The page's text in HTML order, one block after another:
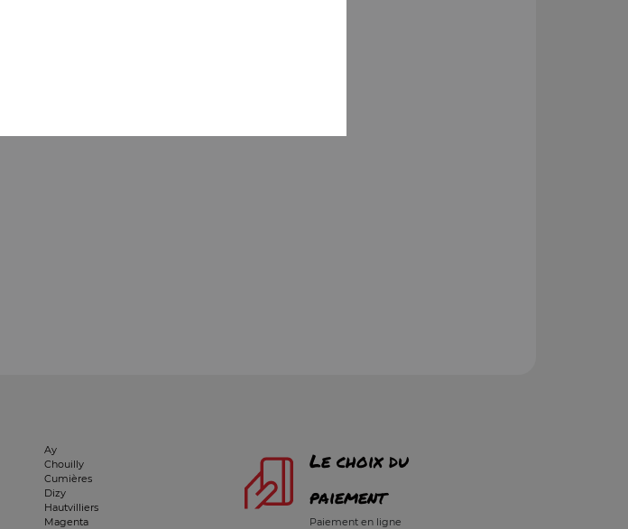
Ay
Chouilly
Cumières
Dizy
Hautvilliers
Magenta
Le choix du
paiement
Paiement en ligne